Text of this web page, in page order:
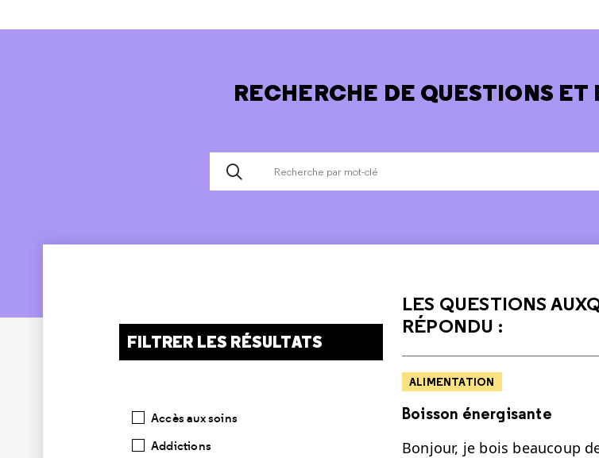
RECHERCHE DE QUESTIONS ET
FILTRER LES RÉSULTATS
Accès aux soins
Addictions
LES QUESTIONS
RÉPONDU :
ALIMENTATION
Boisson énergisante
Bonjour, je bois beaucoup